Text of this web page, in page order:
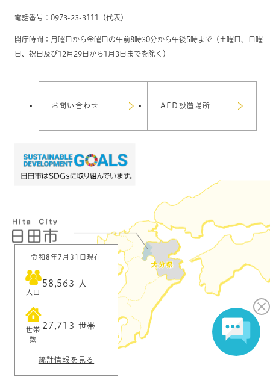
電話番号：0973-23-3111（代表）
開庁時間：月曜日から金曜日の午前8時30分から午後5時まで（土曜日、日曜
日、祝日及び12月29日から1月3日までを除く）
お問い合わせ AED設置場所
令和8年7月31日現在
人口
58,563 人
世帯
数
27,713 世帯
統計情報を見る